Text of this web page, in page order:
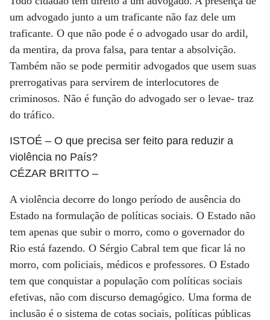
um advogado junto a um traficante não faz dele um
traficante. O que não pode é o advogado usar do ardil,
da mentira, da prova falsa, para tentar a absolvição.
Também não se pode permitir advogados que usem suas
prerrogativas para servirem de interlocutores de
criminosos. Não é função do advogado ser o levae- traz
do tráfico.
ISTOÉ – O que precisa ser feito para reduzir a
violência no País?
CÉZAR BRITTO –
A violência decorre do longo período de ausência do
Estado na formulação de políticas sociais. O Estado não
tem apenas que subir o morro, como o governador do
Rio está fazendo. O Sérgio Cabral tem que ficar lá no
morro, com policiais, médicos e professores. O Estado
tem que conquistar a população com políticas sociais
efetivas, não com discurso demagógico. Uma forma de
inclusão é o sistema de cotas sociais, políticas públicas